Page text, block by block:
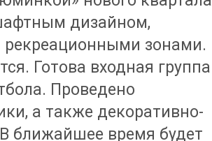
дизайном,
зонами.
Готова входная группа
Проведено
а также декоративно-
ближайшее время будет